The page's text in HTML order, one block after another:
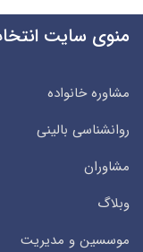
منوی سایت
مشاوره خانواده
روانشناسی بالینی
مشاوران
وبلاگ
موسسین و مدیریت